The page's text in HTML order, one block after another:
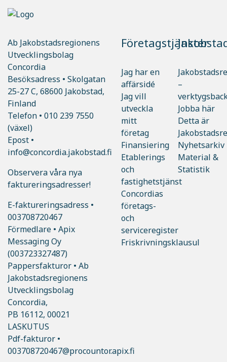
Ab Jakobstadsregionens
Utvecklingsbolag
Concordia
Besöksadress • Skolgatan
25-27 C, 68600 Jakobstad,
Finland
Telefon • 010 239 7550
(växel)
Epost •
info@concordia.jakobstad.fi
Observera våra nya
faktureringsadresser!
E-faktureringsadress •
003708720467
Förmedlare • Apix
Messaging Oy
(003723327487)
Pappersfakturor • Ab
Jakobstadsregionens
Utvecklingsbolag
Concordia,
PB 16112, 00021
LASKUTUS
Pdf-fakturor •
003708720467@procountor.apix.fi
Företagstjänster
Jag har en
affärsidé
Jag vill
utveckla
mitt
företag
Finansiering
Etablerings
och
fastighetstjänst
Concordias
företags-
och
serviceregister
Friskrivningsklausul
–
Jobba här
Detta är
Nyhetsarkiv
Material &
Statistik